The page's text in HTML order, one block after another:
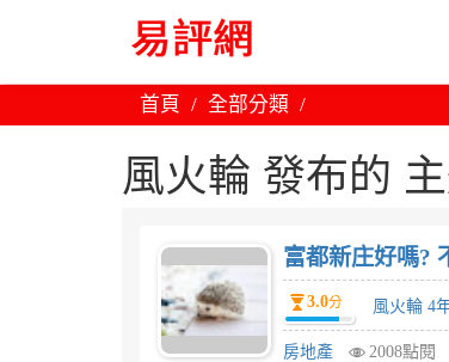
首頁 全部分類
風火輪 發布的
富都新庄好嗎?
3.0分 風火輪 4
房地產 2008點閱